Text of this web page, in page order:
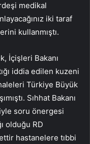
medikal
iki taraf
kullanmıştı.
İçişleri Bakanı
iddia edilen kuzeni
Türkiye Büyük
Sıhhat Bakanı
soru önergesi
olduğu RD
hastanelere tıbbi